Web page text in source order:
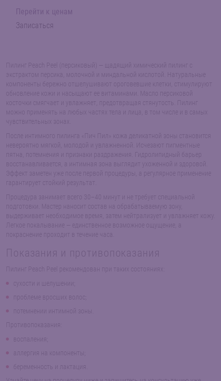
Перейти к ценам
Записаться
Пилинг Peach Peel (персиковый) — щадящий химический пилинг с
экстрактом персика, молочной и миндальной кислотой. Натуральные
компоненты бережно отшелушивают ороговевшие клетки, стимулируют
обновление кожи и насыщают ее витаминами. Масло персиковой
косточки смягчает и увлажняет, предотвращая стянутость. Пилинг
можно применять на любых частях тела и лица, в том числе и в самых
чувствительных зонах.
После интимного пилинга «Пич Пил» кожа деликатной зоны становится
невероятно мягкой, молодой и увлажненной. Исчезают пигментные
пятна, потемнения и признаки раздражения. Гидролипидный барьер
восстанавливается, а интимная зона выглядит ухоженной и здоровой.
Эффект заметен уже после первой процедуры, а регулярное применение
гарантирует стойкий результат.
Процедура занимает всего 30–40 минут и не требует специальной
подготовки. Мастер наносит состав на обрабатываемую зону,
выдерживает необходимое время, затем нейтрализует и увлажняет кожу.
Легкое покалывание — единственное возможное ощущение, а
покраснение проходит в течение часа.
Показания и противопоказания
Пилинг Peach Peel рекомендован при таких состояниях:
сухости и шелушении;
проблеме вросших волос;
потемнении интимной зоны.
Противопоказания:
воспаления;
аллергия на компоненты;
беременность и лактация.